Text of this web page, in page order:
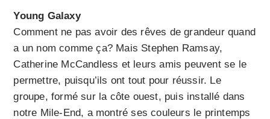
Young Galaxy
Comment ne pas avoir des rêves de grandeur quand
a un nom comme ça? Mais Stephen Ramsay,
Catherine McCandless et leurs amis peuvent se le
permettre, puisqu’ils ont tout pour réussir. Le
groupe, formé sur la côte ouest, puis installé dans
notre Mile-End, a montré ses couleurs le printemps